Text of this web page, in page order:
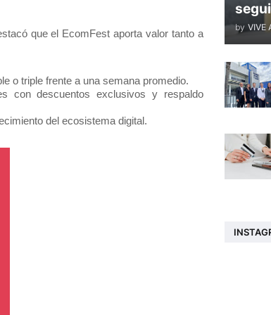
que el EcomFest aporta valor tanto a
o triple frente a una semana promedio.
con descuentos exclusivos y respaldo
del ecosistema digital.
by VIVE